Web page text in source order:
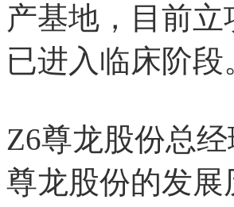
产基地， 目前立
已进入临床阶段
Z6尊龙股份总
尊龙股份的发展